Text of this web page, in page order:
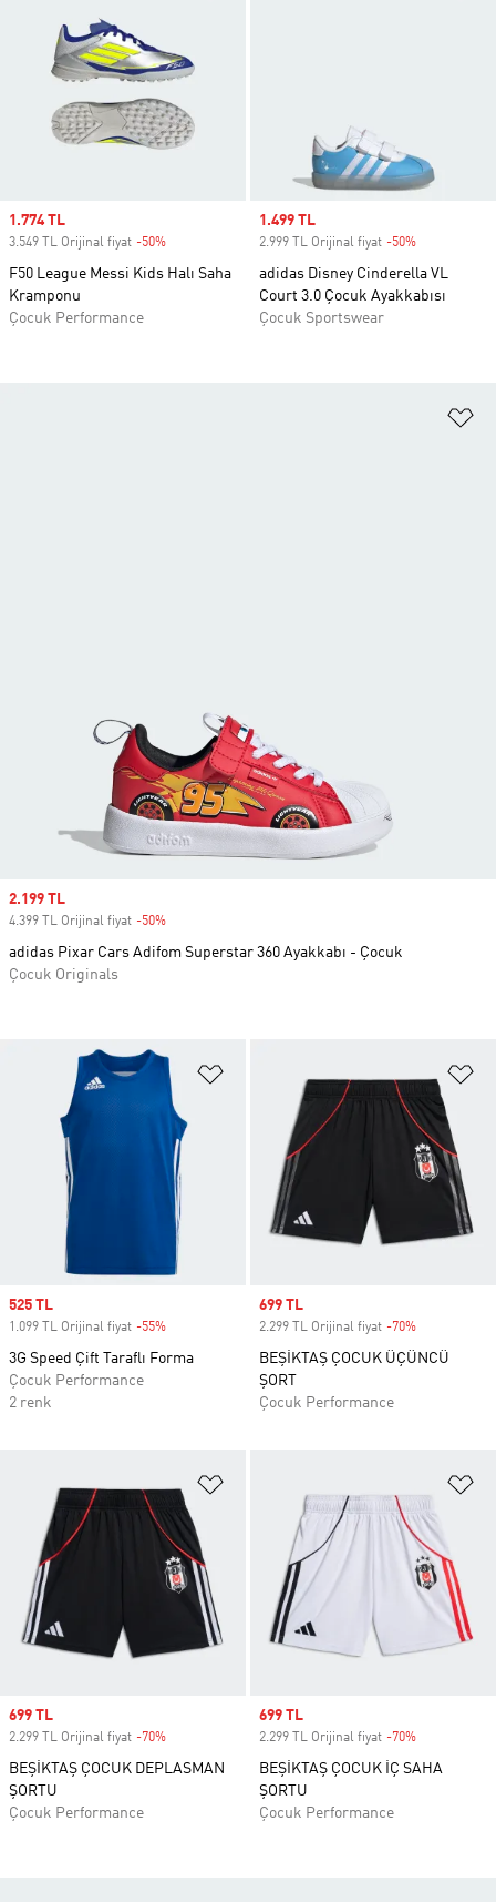
Sale price
1.774 TL
3.549 TL Orijinal fiyat -50%
F50 League Messi Kids Halı Saha
Kramponu
Çocuk Performance
Sale price
1.499 TL
2.999 TL Orijinal fiyat -50%
adidas Disney Cinderella VL
Court 3.0 Çocuk Ayakkabısı
Çocuk Sportswear
Sale price
525 TL
1.099 TL Orijinal fiyat -55%
3G Speed Çift Taraflı Forma
Çocuk Performance
2 renk
Sale price
699 TL
2.299 TL Orijinal fiyat -70%
BEŞİKTAŞ ÇOCUK ÜÇÜNCÜ
ŞORT
Çocuk Performance
Sale price
699 TL
2.299 TL Orijinal fiyat -70%
BEŞİKTAŞ ÇOCUK DEPLASMAN
ŞORTU
Çocuk Performance
Sale price
699 TL
2.299 TL Orijinal fiyat -70%
BEŞİKTAŞ ÇOCUK İÇ SAHA
ŞORTU
Çocuk Performance
Sale price
2.199 TL
4.399 TL Orijinal fiyat -50%
adidas Pixar Cars Adifom Superstar 360 Ayakkabı - Çocuk
Çocuk Originals